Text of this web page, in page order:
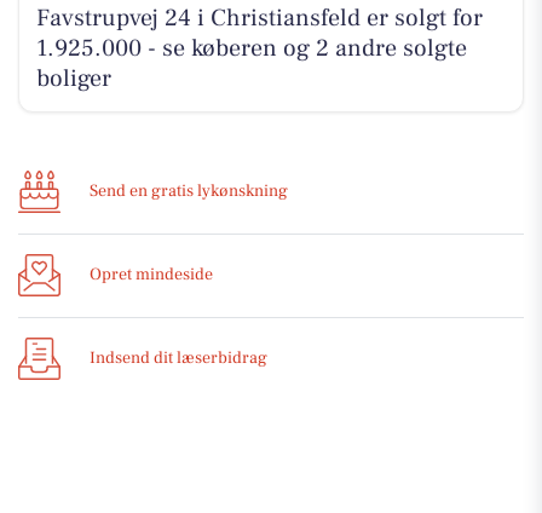
Favstrupvej 24 i Christiansfeld er solgt for
1.925.000 - se køberen og 2 andre solgte
boliger
Send en gratis lykønskning
Opret mindeside
Indsend dit læserbidrag